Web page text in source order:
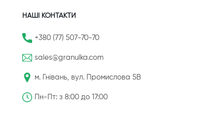
НАШІ КОНТАКТИ
+380 (77) 507-70-70
sales@granulka.com
м. Гнівань, вул. Промислова 5В
Пн-Пт: з 8:00 до 17:00